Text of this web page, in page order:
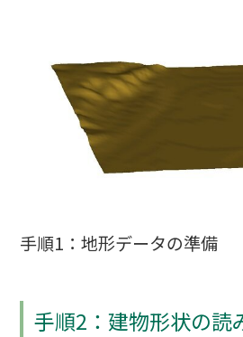
手順1：地形データの準備
手順2：建物形状の読